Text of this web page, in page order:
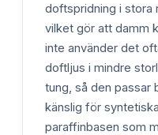
doftspridning i stora
vilket gör att damm
inte använder det
doftljus i mindre
tung, så den passar
känslig för
paraffinbasen som